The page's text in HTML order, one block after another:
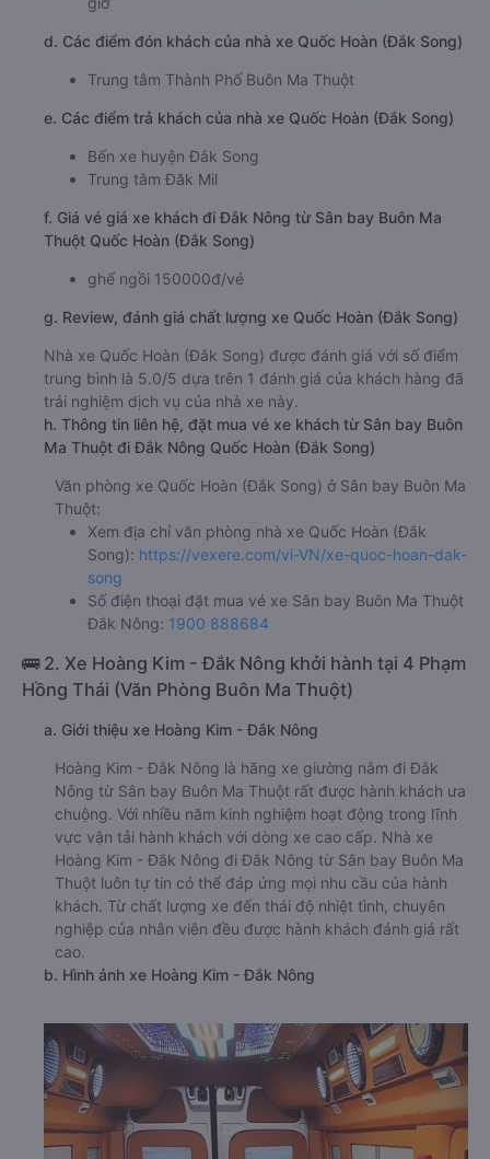
d. Các điểm đón khách của nhà xe Quốc Hoàn (Đắk Song)
Trung tâm Thành Phố Buôn Ma Thuột
e. Các điểm trả khách của nhà xe Quốc Hoàn (Đắk Song)
Bến xe huyện Đắk Song
Trung tâm Đăk Mil
f. Giá vé giá xe khách đi Đắk Nông từ Sân bay Buôn Ma
Thuột Quốc Hoàn (Đắk Song)
ghế ngồi 150000đ/vé
g. Review, đánh giá chất lượng xe Quốc Hoàn (Đắk Song)
Nhà xe Quốc Hoàn (Đắk Song) được đánh giá với số điểm
trung bình là 5.0/5 dựa trên 1 đánh giá của khách hàng đã
trải nghiệm dịch vụ của nhà xe này.
h. Thông tin liên hệ, đặt mua vé xe khách từ Sân bay Buôn
Ma Thuột đi Đắk Nông Quốc Hoàn (Đắk Song)
Văn phòng xe Quốc Hoàn (Đắk Song) ở Sân bay Buôn Ma
Thuột:
Xem địa chỉ văn phòng nhà xe Quốc Hoàn (Đắk
Song): https://vexere.com/vi-VN/xe-quoc-hoan-dak-
song
Số điện thoại đặt mua vé xe Sân bay Buôn Ma Thuột
Đắk Nông: 1900 888684
🚌 2. Xe Hoàng Kim - Đắk Nông khởi hành tại 4 Phạm
Hồng Thái (Văn Phòng Buôn Ma Thuột)
a. Giới thiệu xe Hoàng Kim - Đắk Nông
Hoàng Kim - Đắk Nông là hãng xe giường nằm đi Đắk
Nông từ Sân bay Buôn Ma Thuột rất được hành khách ưa
chuộng. Với nhiều năm kinh nghiệm hoạt động trong lĩnh
vực vận tải hành khách với dòng xe cao cấp. Nhà xe
Hoàng Kim - Đắk Nông đi Đắk Nông từ Sân bay Buôn Ma
Thuột luôn tự tin có thể đáp ứng mọi nhu cầu của hành
khách. Từ chất lượng xe đến thái độ nhiệt tình, chuyên
nghiệp của nhân viên đều được hành khách đánh giá rất
cao.
b. Hình ảnh xe Hoàng Kim - Đắk Nông